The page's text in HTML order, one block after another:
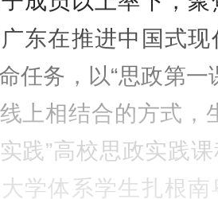
东在推进中国式
任务，以“思政第一
上相结合的方式，
践”高校思政实践
学体系学生扎根南